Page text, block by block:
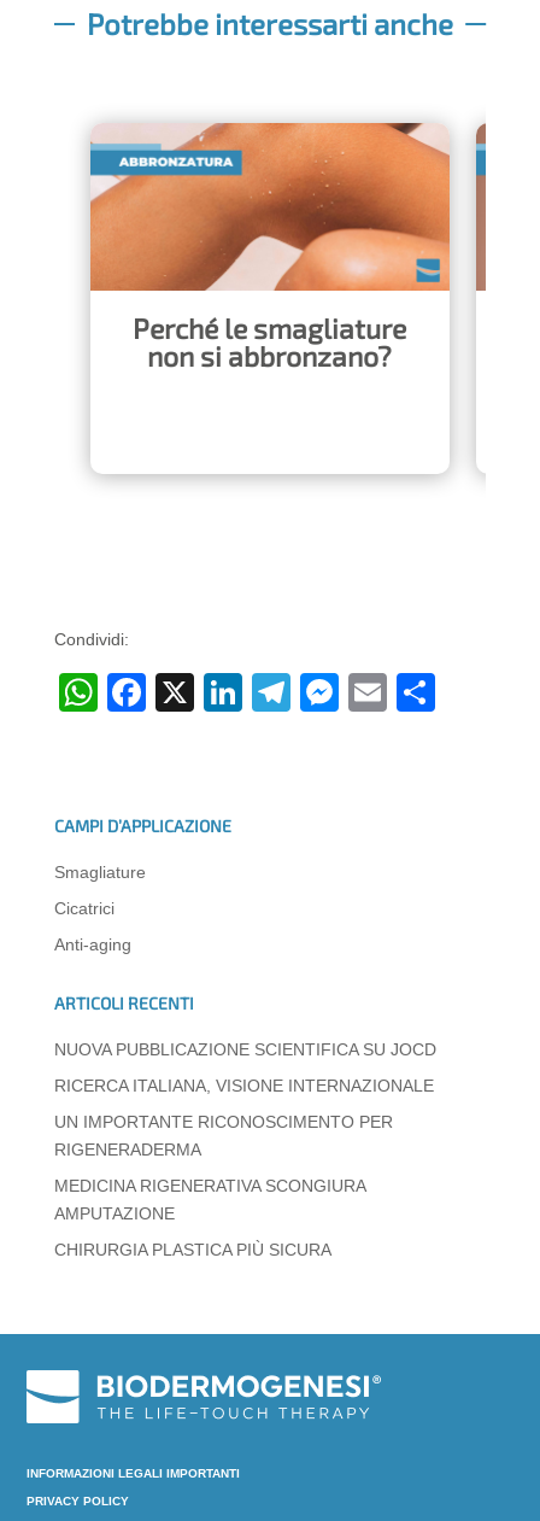
Potrebbe interessarti anche
Perché le smagliature
non si abbronzano?
Condividi:
W
s
A
p
p
F
e
b
X
Li
T
M
E
CAMPI D’APPLICAZIONE
Smagliature
Cicatrici
Anti-aging
ARTICOLI RECENTI
NUOVA PUBBLICAZIONE SCIENTIFICA SU JOCD
RICERCA ITALIANA, VISIONE INTERNAZIONALE
UN IMPORTANTE RICONOSCIMENTO PER
RIGENERADERMA
MEDICINA RIGENERATIVA SCONGIURA
AMPUTAZIONE
CHIRURGIA PLASTICA PIÙ SICURA
INFORMAZIONI LEGALI IMPORTANTI
PRIVACY POLICY